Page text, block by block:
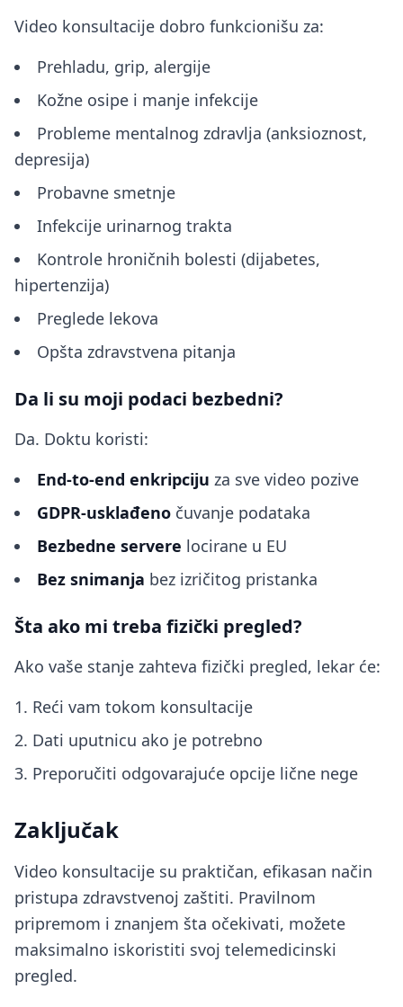
Video konsultacije dobro funkcionišu za:
Prehladu, grip, alergije
Kožne osipe i manje infekcije
Probleme mentalnog zdravlja (anksioznost,
depresija)
Probavne smetnje
Infekcije urinarnog trakta
Kontrole hroničnih bolesti (dijabetes,
hipertenzija)
Preglede lekova
Opšta zdravstvena pitanja
Da li su moji podaci bezbedni?
Da. Doktu koristi:
End-to-end enkripciju za sve video pozive
GDPR-usklađeno čuvanje podataka
Bezbedne servere locirane u EU
Bez snimanja bez izričitog pristanka
Šta ako mi treba fizički pregled?
Ako vaše stanje zahteva fizički pregled, lekar će:
Reći vam tokom konsultacije
Dati uputnicu ako je potrebno
Preporučiti odgovarajuće opcije lične nege
Zaključak
Video konsultacije su praktičan, efikasan način
pristupa zdravstvenoj zaštiti. Pravilnom
pripremom i znanjem šta očekivati, možete
maksimalno iskoristiti svoj telemedicinski
pregled.